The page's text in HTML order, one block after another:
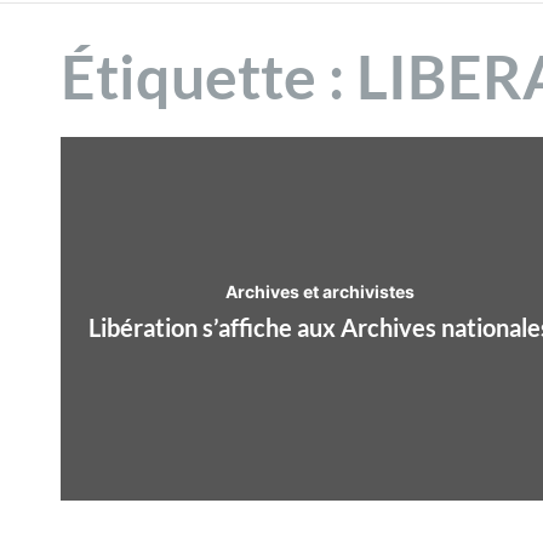
n
Étiquette :
Archives et archivistes
Libération s’affiche aux Archives